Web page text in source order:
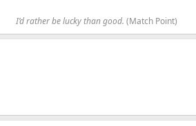
I’d rather be lucky than good. (Match Point)​